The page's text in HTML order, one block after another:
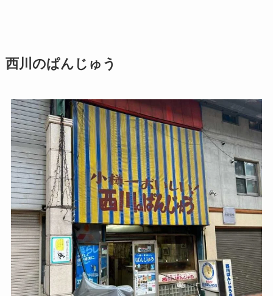
西川のぱんじゅう